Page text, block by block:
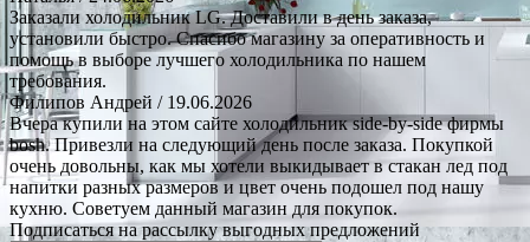
Заказали холодильник LG. Доставили в день заказа,
установили быстро. Спасибо магазину за оперативность и
помощь в выборе лучшего холодильника по нашем
требования.
Филипов Андрей / 19.06.2026
Вчера купили на этом сайте холодильник side-by-side фирмы
bosh. Привезли на следующий день после заказа. Покупкой
очень довольны, как мы хотели выкидывает в стакан лед под
напитки разных размеров и цвет очень подошел под нашу
кухню. Советуем данный магазин для покупок.
Подписаться на рассылку выгодных предложений